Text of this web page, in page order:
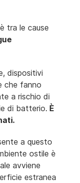
tra le cause
dispositivi
che fanno
a rischio di
di batterio. È
a questo
ostile è
avviene
estranea